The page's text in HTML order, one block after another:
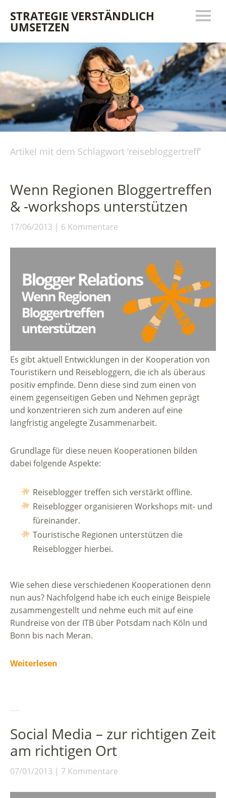
STRATEGIE VERSTÄNDLICH
UMSETZEN
Artikel mit dem Schlagwort ‘reisebloggertreff’
Wenn Regionen Bloggertreffen
& -workshops unterstützen
17/06/2013 6 Kommentare
Es gibt aktuell Entwicklungen in der Kooperation von
Touristikern und Reisebloggern, die ich als überaus
positiv empfinde. Denn diese sind zum einen von
einem gegenseitigen Geben und Nehmen geprägt
und konzentrieren sich zum anderen auf eine
langfristig angelegte Zusammenarbeit.
Grundlage für diese neuen Kooperationen bilden
dabei folgende Aspekte:
Reiseblogger treffen sich verstärkt offline.
Reiseblogger organisieren Workshops mit- und
füreinander.
Touristische Regionen unterstützen die
Reiseblogger hierbei.
Wie sehen diese verschiedenen Kooperationen denn
nun aus? Nachfolgend habe ich euch einige Beispiele
zusammengestellt und nehme euch mit auf eine
Rundreise von der ITB über Potsdam nach Köln und
Bonn bis nach Meran.
Weiterlesen
Social Media – zur richtigen Zeit
am richtigen Ort
07/01/2013 7 Kommentare